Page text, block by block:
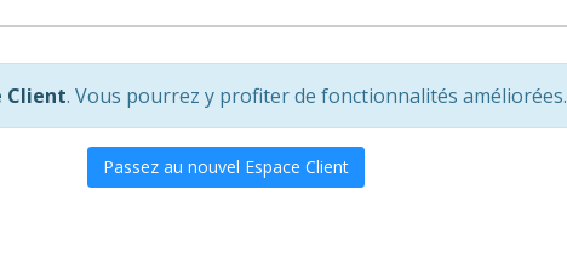
Client. Vous pourrez y profiter de fonctionnalités améliorées.
Passez au nouvel Espace Client